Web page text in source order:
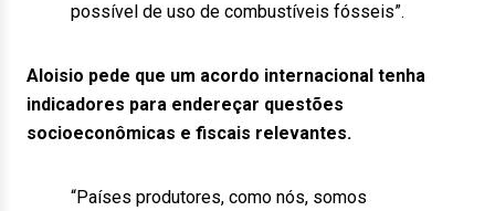
possível de uso de combustíveis fósseis”.
Aloisio pede que um acordo internacional tenha
indicadores para endereçar questões
socioeconômicas e fiscais relevantes.
“Países produtores, como nós, somos